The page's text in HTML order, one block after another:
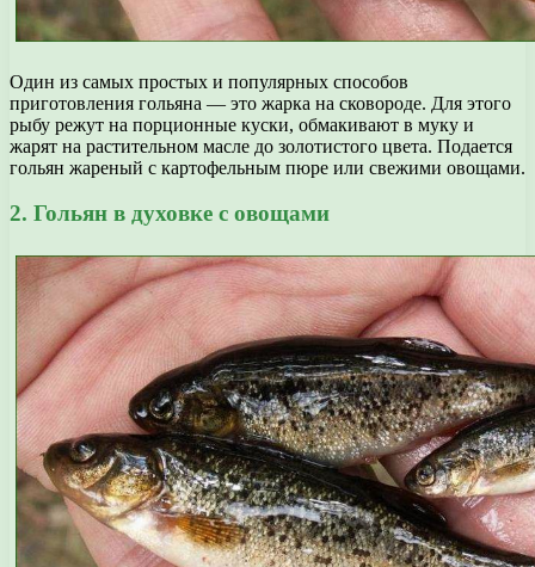
Один из самых простых и популярных способов
приготовления гольяна — это жарка на сковороде. Для этого
рыбу режут на порционные куски, обмакивают в муку и
жарят на растительном масле до золотистого цвета. Подается
гольян жареный с картофельным пюре или свежими овощами.
2. Гольян в духовке с овощами